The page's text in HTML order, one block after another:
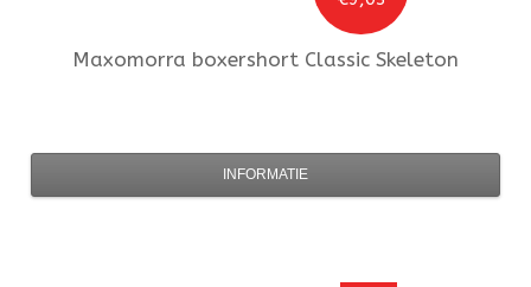
Maxomorra boxershort Classic Skeleton
INFORMATIE